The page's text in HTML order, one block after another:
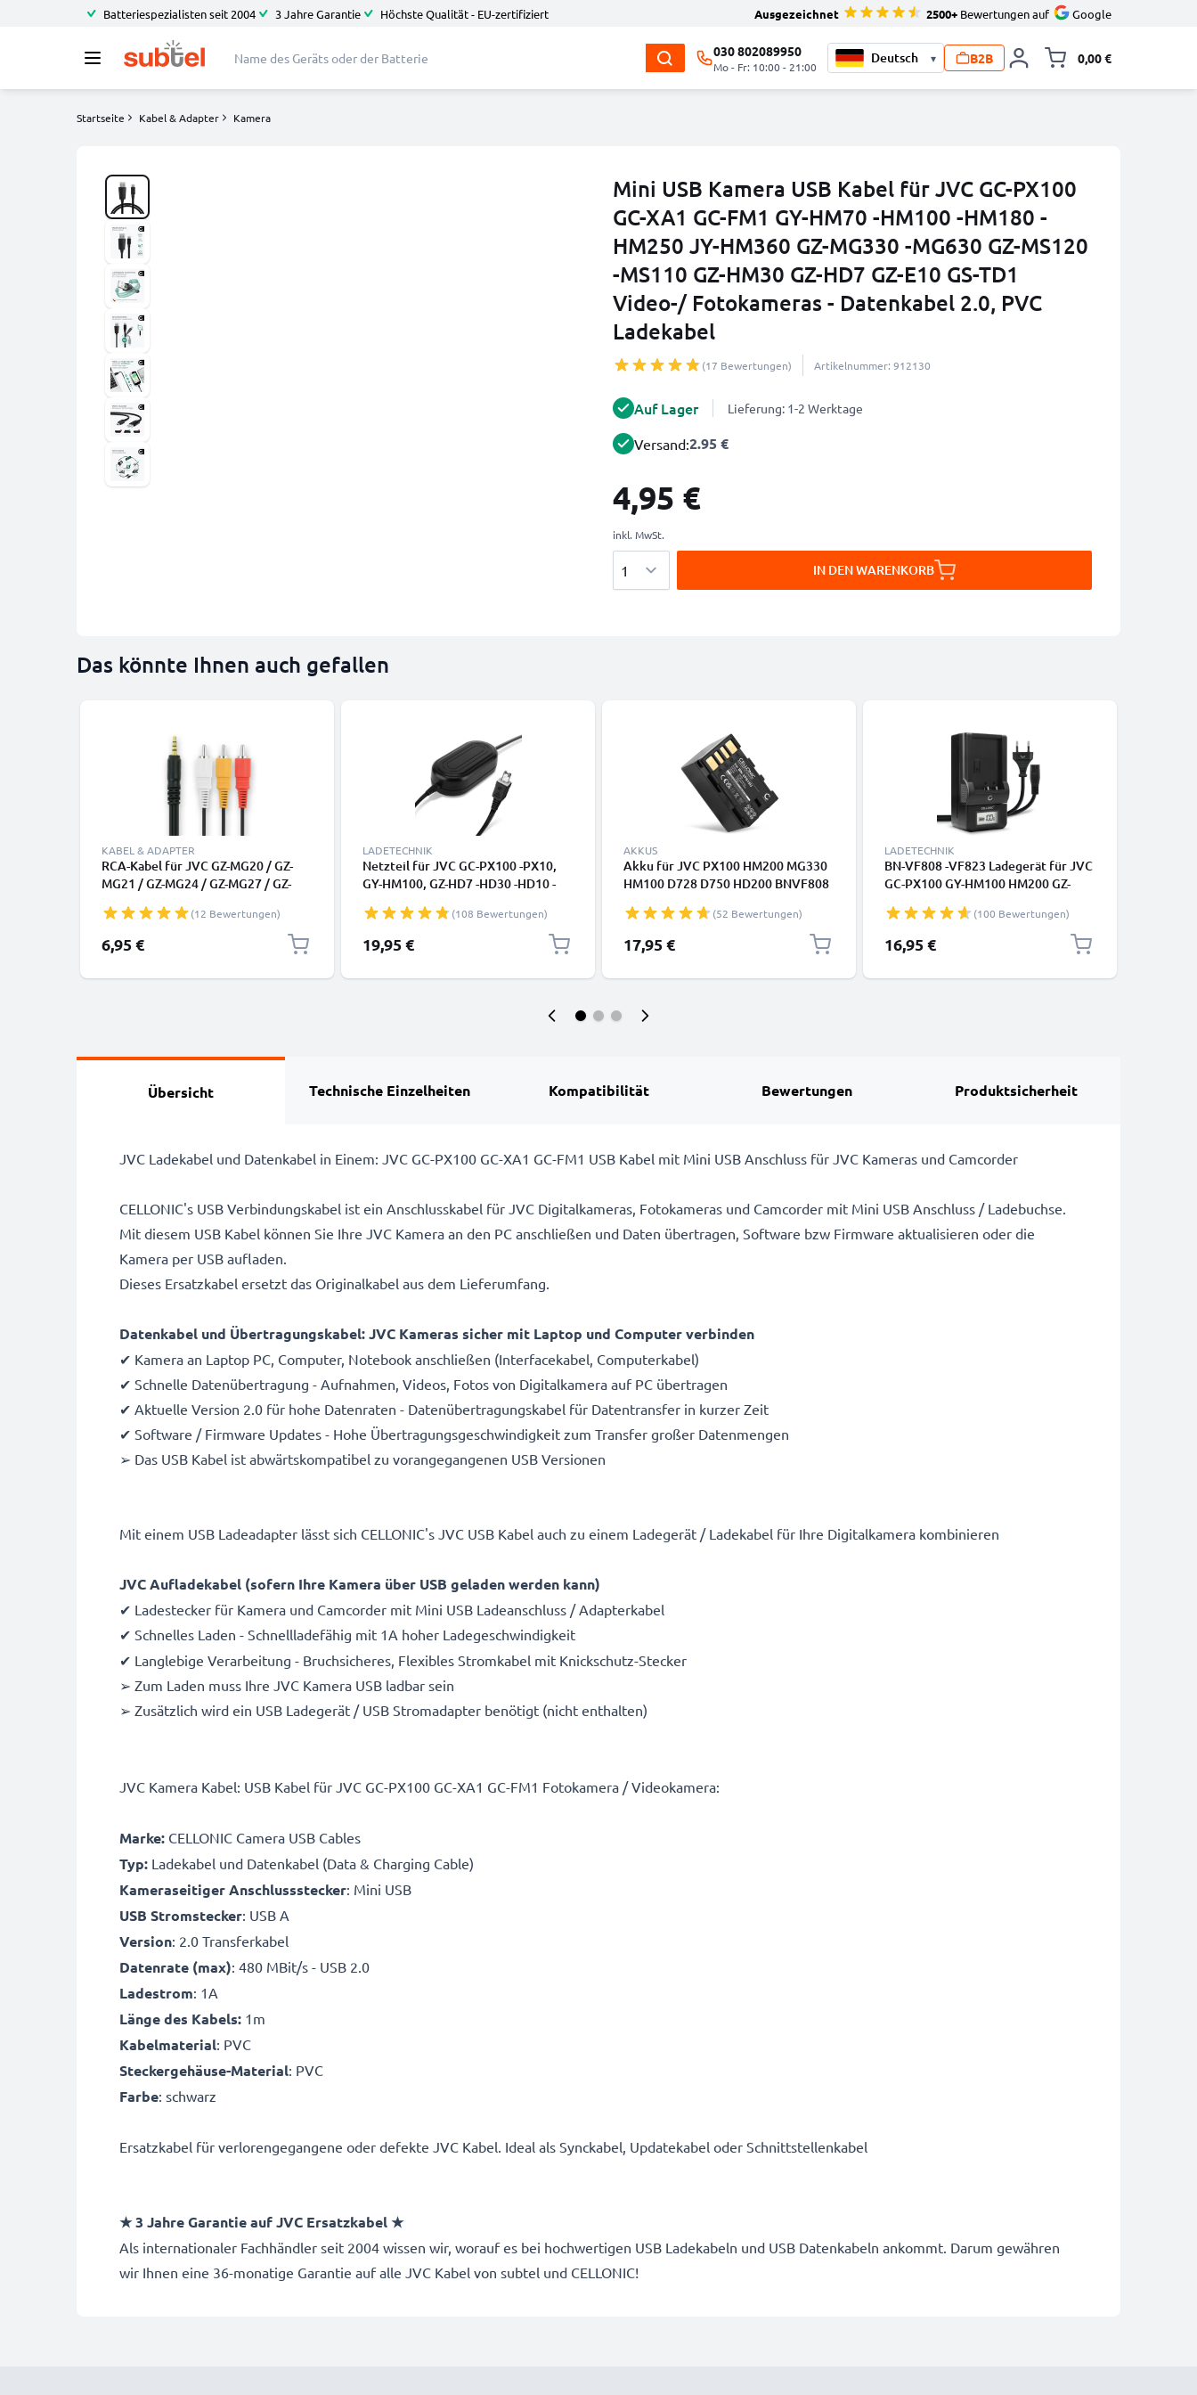
Batteriespezialisten seit 2004 3 Jahre Garantie Höchste Qualität - EU-zertifiziert Ausgezeichnet 2500+ Bewertungen auf Google
030 802089950
Mo - Fr: 10:00 - 21:00
▾ B2B 0,00 €
Startseite Kabel & Adapter Kamera
Mini USB Kamera USB Kabel für JVC GC-PX100
GC-XA1 GC-FM1 GY-HM70 -HM100 -HM180 -
HM250 JY-HM360 GZ-MG330 -MG630 GZ-MS120
-MS110 GZ-HM30 GZ-HD7 GZ-E10 GS-TD1
Video-/ Fotokameras - Datenkabel 2.0, PVC
Ladekabel
(17 Bewertungen) Artikelnummer: 912130
Auf Lager Lieferung: 1-2 Werktage
Versand:2.95 €
4,95 €
inkl. MwSt.
IN DEN WARENKORB
Das könnte Ihnen auch gefallen
KABEL & ADAPTER
RCA-Kabel für JVC GZ-MG20 / GZ-
MG21 / GZ-MG24 / GZ-MG27 / GZ-
DVD, Blu-Ray, Kamera, Konsole – AV-
Kabel, RCA-Stecker, Audio-Video
Composite
(12 Bewertungen)
6,95 €
LADETECHNIK
Netzteil für JVC GC-PX100 -PX10,
GY-HM100, GZ-HD7 -HD30 -HD10 -
MG130 GZ-MG330, GZ-MC500 -
MS200, GZ-MS120 -MS100, GZ-
HM200 -HM400 -HM1, GR-D720 -
(108 Bewertungen)
19,95 €
AKKUS
Akku für JVC PX100 HM200 MG330
HM100 D728 D750 HD200 BNVF808
(52 Bewertungen)
17,95 €
LADETECHNIK
BN-VF808 -VF823 Ladegerät für JVC
GC-PX100 GY-HM100 HM200 GZ-
Kamera-Akkus von CELLONIC
(100 Bewertungen)
16,95 €
Übersicht Technische Einzelheiten Kompatibilität Bewertungen Produktsicherheit
JVC Ladekabel und Datenkabel in Einem: JVC GC-PX100 GC-XA1 GC-FM1 USB Kabel mit Mini USB Anschluss für JVC Kameras und Camcorder
CELLONIC's USB Verbindungskabel ist ein Anschlusskabel für JVC Digitalkameras, Fotokameras und Camcorder mit Mini USB Anschluss / Ladebuchse.
Mit diesem USB Kabel können Sie Ihre JVC Kamera an den PC anschließen und Daten übertragen, Software bzw Firmware aktualisieren oder die
Kamera per USB aufladen.
Dieses Ersatzkabel ersetzt das Originalkabel aus dem Lieferumfang.
Datenkabel und Übertragungskabel: JVC Kameras sicher mit Laptop und Computer verbinden
✔ Kamera an Laptop PC, Computer, Notebook anschließen (Interfacekabel, Computerkabel)
✔ Schnelle Datenübertragung - Aufnahmen, Videos, Fotos von Digitalkamera auf PC übertragen
✔ Aktuelle Version 2.0 für hohe Datenraten - Datenübertragungskabel für Datentransfer in kurzer Zeit
✔ Software / Firmware Updates - Hohe Übertragungsgeschwindigkeit zum Transfer großer Datenmengen
➢ Das USB Kabel ist abwärtskompatibel zu vorangegangenen USB Versionen
Mit einem USB Ladeadapter lässt sich CELLONIC's JVC USB Kabel auch zu einem Ladegerät / Ladekabel für Ihre Digitalkamera kombinieren
JVC Aufladekabel (sofern Ihre Kamera über USB geladen werden kann)
✔ Ladestecker für Kamera und Camcorder mit Mini USB Ladeanschluss / Adapterkabel
✔ Schnelles Laden - Schnellladefähig mit 1A hoher Ladegeschwindigkeit
✔ Langlebige Verarbeitung - Bruchsicheres, Flexibles Stromkabel mit Knickschutz-Stecker
➢ Zum Laden muss Ihre JVC Kamera USB ladbar sein
➢ Zusätzlich wird ein USB Ladegerät / USB Stromadapter benötigt (nicht enthalten)
JVC Kamera Kabel: USB Kabel für JVC GC-PX100 GC-XA1 GC-FM1 Fotokamera / Videokamera:
Marke: CELLONIC Camera USB Cables
Typ: Ladekabel und Datenkabel (Data & Charging Cable)
Kameraseitiger Anschlussstecker: Mini USB
USB Stromstecker: USB A
Version: 2.0 Transferkabel
Datenrate (max): 480 MBit/s - USB 2.0
Ladestrom: 1A
Länge des Kabels: 1m
Kabelmaterial: PVC
Steckergehäuse-Material: PVC
Farbe: schwarz
Ersatzkabel für verlorengegangene oder defekte JVC Kabel. Ideal als Synckabel, Updatekabel oder Schnittstellenkabel
★ 3 Jahre Garantie auf JVC Ersatzkabel ★
Als internationaler Fachhändler seit 2004 wissen wir, worauf es bei hochwertigen USB Ladekabeln und USB Datenkabeln ankommt. Darum gewähren
wir Ihnen eine 36-monatige Garantie auf alle JVC Kabel von subtel und CELLONIC!